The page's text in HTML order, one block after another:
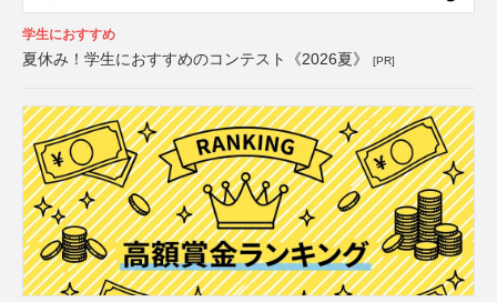
学生におすすめ
夏休み！学生におすすめのコンテスト《2026夏》 [PR]